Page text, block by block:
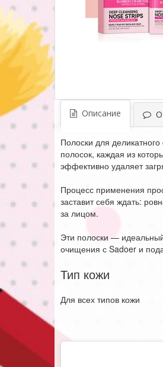
Описание
Полоски для
полосок, каждая из
эффективно удаляет
Процесс применения
заставит себя ждать:
за лицом.
Эти полоски —
очищения с Sadoer и
Тип кожи
Для всех типов кожи